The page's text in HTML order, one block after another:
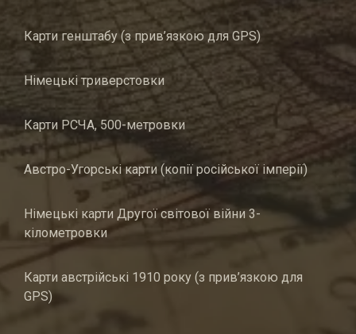
Карти генштабу (з прив’язкою для GPS)
Німецькі триверстовки
Карти РСЧА, 500-метровки
Австро-Угорські карти (копії російської імперії)
Німецькі карти Другої світової війни 3-
кілометровки
Карти австрійські 1910 року (з прив’язкою для
GPS)